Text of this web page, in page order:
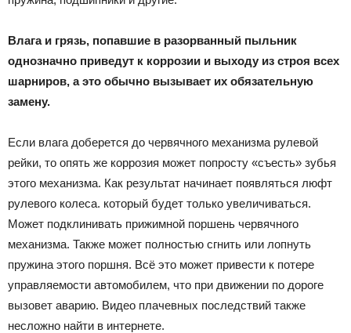
Влага и грязь, попавшие в разорванный пыльник
однозначно приведут к коррозии и выходу из строя всех
шарниров, а это обычно вызывает их обязательную
замену.
Если влага доберется до червячного механизма рулевой
рейки, то опять же коррозия может попросту «съесть» зубья
этого механизма. Как результат начинает появляться люфт
рулевого колеса. который будет только увеличиваться.
Может подклинивать прижимной поршень червячного
механизма. Также может полностью сгнить или лопнуть
пружина этого поршня. Всё это может привести к потере
управляемости автомобилем, что при движении по дороге
вызовет аварию. Видео плачевных последствий также
несложно найти в интернете.